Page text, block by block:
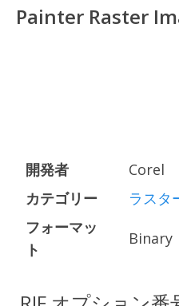
Painter Raster
開発者
Corel
カテゴリー
ラスタ
フォーマッ
ト
Binary